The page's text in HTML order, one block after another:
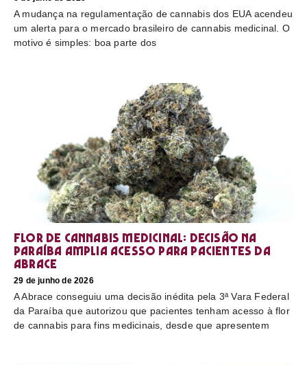
A mudança na regulamentação de cannabis dos EUA acendeu
um alerta para o mercado brasileiro de cannabis medicinal. O
motivo é simples: boa parte dos
Flor de cannabis medicinal: decisão na
Paraíba amplia acesso para pacientes da
Abrace
29 de junho de 2026
A Abrace conseguiu uma decisão inédita pela 3ª Vara Federal
da Paraíba que autorizou que pacientes tenham acesso à flor
de cannabis para fins medicinais, desde que apresentem